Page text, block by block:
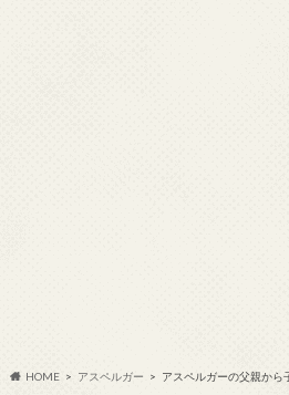
HOME アスペルガー アスペルガーの父親から